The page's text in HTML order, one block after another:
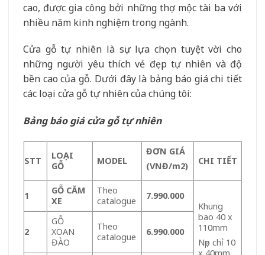
cao, được gia công bởi những thợ mộc tài ba với
nhiều năm kinh nghiệm trong ngành.
Cửa gỗ tự nhiên là sự lựa chọn tuyệt vời cho
những người yêu thích vẻ đẹp tự nhiên và độ
bền cao của gỗ. Dưới đây là bảng báo giá chi tiết
các loại cửa gỗ tự nhiên của chúng tôi:
Bảng báo giá cửa gỗ tự nhiên
STT
LOẠI
GỖ
MODEL
ĐƠN GIÁ
(VNĐ/m2) CHI TIẾT
1
GỖ CĂM
XE
Theo
catalogue
7.990.000
Khung
bao 40 x
110mm
Nẹp chỉ 10
2
GỖ
XOAN
ĐÀO
Theo
catalogue
6.990.000